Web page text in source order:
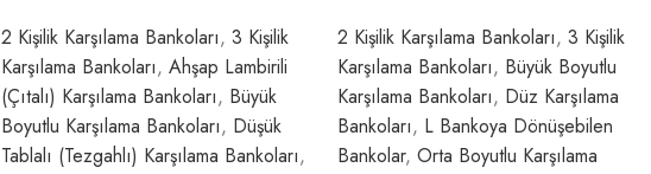
2 Kişilik Karşılama Bankoları, 3 Kişilik
Karşılama Bankoları, Ahşap Lambirili
(Çıtalı) Karşılama Bankoları, Büyük
Boyutlu Karşılama Bankoları, Düşük
Tablalı (Tezgahlı) Karşılama Bankoları,
2 Kişilik Karşılama Bankoları, 3 Kişilik
Karşılama Bankoları, Büyük Boyutlu
Karşılama Bankoları, Düz Karşılama
Bankoları, L Bankoya Dönüşebilen
Bankolar, Orta Boyutlu Karşılama